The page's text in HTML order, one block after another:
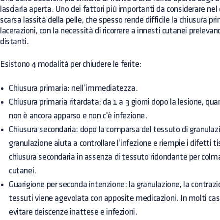
lasciarla aperta. Uno dei fattori più importanti da considerare
scarsa lassità della pelle, che spesso rende difficile la chiusura
lacerazioni, con la necessità di ricorrere a innesti cutanei
distanti.
Esistono 4 modalità per chiudere le ferite:
Chiusura primaria: nell’immediatezza.
Chiusura primaria ritardata: da 1 a 3 giorni dopo la lesione,
non è ancora apparso e non c'è infezione.
Chiusura secondaria: dopo la comparsa del tessuto di
granulazione aiuta a controllare l'infezione e riempie i difetti
chiusura secondaria in assenza di tessuto ridondante per
cutanei.
Guarigione per seconda intenzione: la granulazione, la
tessuti viene agevolata con apposite medicazioni. In molti
evitare deiscenze inattese e infezioni.